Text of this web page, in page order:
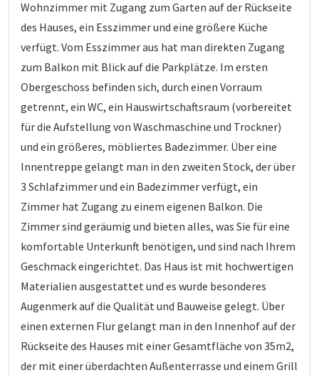
Wohnzimmer mit Zugang zum Garten auf der Rückseite
des Hauses, ein Esszimmer und eine größere Küche
verfügt. Vom Esszimmer aus hat man direkten Zugang
zum Balkon mit Blick auf die Parkplätze. Im ersten
Obergeschoss befinden sich, durch einen Vorraum
getrennt, ein WC, ein Hauswirtschaftsraum (vorbereitet
für die Aufstellung von Waschmaschine und Trockner)
und ein größeres, möbliertes Badezimmer. Über eine
Innentreppe gelangt man in den zweiten Stock, der über
3 Schlafzimmer und ein Badezimmer verfügt, ein
Zimmer hat Zugang zu einem eigenen Balkon. Die
Zimmer sind geräumig und bieten alles, was Sie für eine
komfortable Unterkunft benötigen, und sind nach Ihrem
Geschmack eingerichtet. Das Haus ist mit hochwertigen
Materialien ausgestattet und es wurde besonderes
Augenmerk auf die Qualität und Bauweise gelegt. Über
einen externen Flur gelangt man in den Innenhof auf der
Rückseite des Hauses mit einer Gesamtfläche von 35m2,
der mit einer überdachten Außenterrasse und einem Grill